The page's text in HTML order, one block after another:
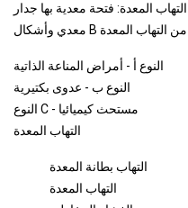
المعدة: فتحة معدية بها جدار
معدي وأشكال B من التهاب المعدة
النوع أ - أمراض المناعة الذاتية
النوع ب - عدوى بكتيرية
النوع C - مستحث كيميائيا
التهاب المعدة
التهاب بطانة المعدة
التهاب المعدة